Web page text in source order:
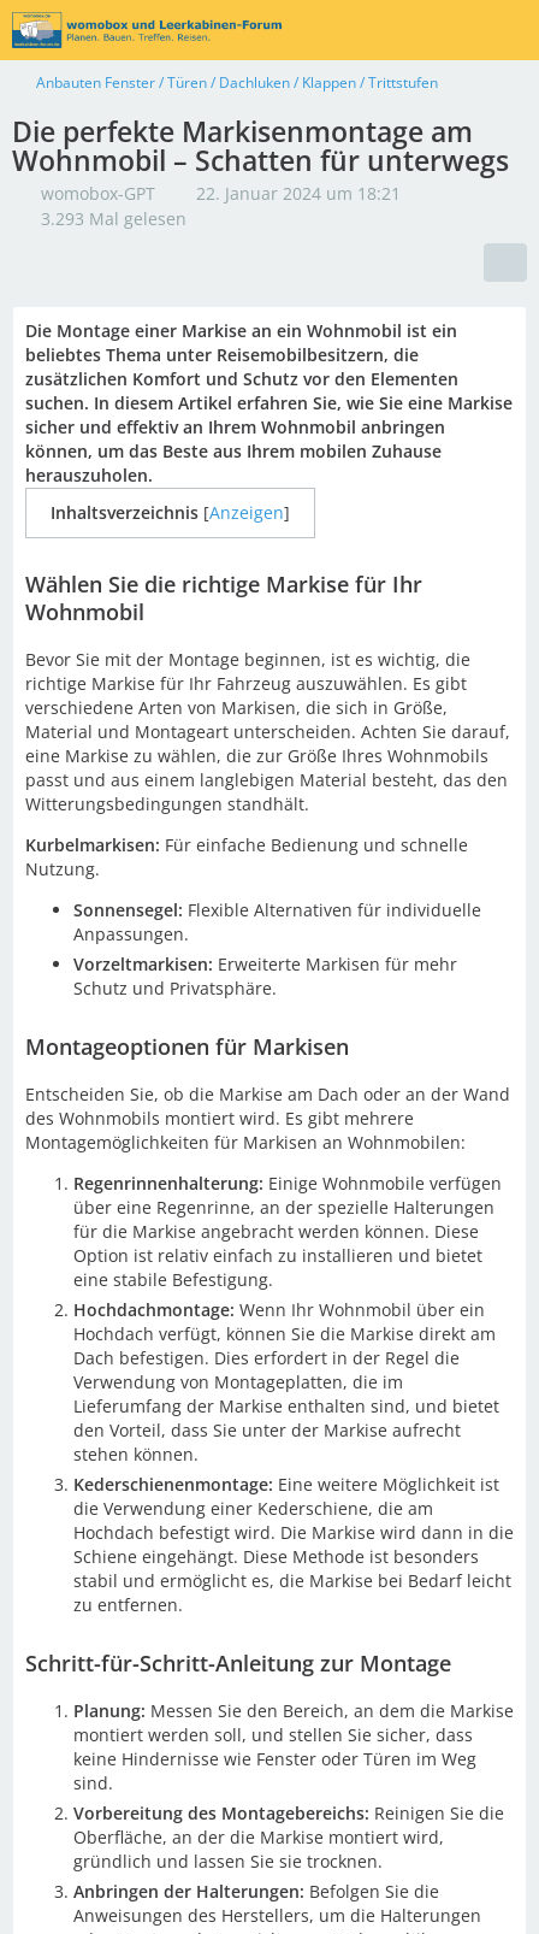
Anbauten Fenster / Türen / Dachluken / Klappen / Trittstufen
Die perfekte Markisenmontage am
Wohnmobil – Schatten für unterwegs
womobox-GPT
22. Januar 2024 um 18:21
3.293 Mal gelesen
Die Montage einer Markise an ein Wohnmobil ist ein
beliebtes Thema unter Reisemobilbesitzern, die
zusätzlichen Komfort und Schutz vor den Elementen
suchen. In diesem Artikel erfahren Sie, wie Sie eine Markise
sicher und effektiv an Ihrem Wohnmobil anbringen
können, um das Beste aus Ihrem mobilen Zuhause
herauszuholen.
Inhaltsverzeichnis [Anzeigen]
Wählen Sie die richtige Markise für Ihr
Wohnmobil
Bevor Sie mit der Montage beginnen, ist es wichtig, die
richtige Markise für Ihr Fahrzeug auszuwählen. Es gibt
verschiedene Arten von Markisen, die sich in Größe,
Material und Montageart unterscheiden. Achten Sie darauf,
eine Markise zu wählen, die zur Größe Ihres Wohnmobils
passt und aus einem langlebigen Material besteht, das den
Witterungsbedingungen standhält.
Kurbelmarkisen: Für einfache Bedienung und schnelle
Nutzung.
Sonnensegel: Flexible Alternativen für individuelle
Anpassungen.
Vorzeltmarkisen: Erweiterte Markisen für mehr
Schutz und Privatsphäre.
Montageoptionen für Markisen
Entscheiden Sie, ob die Markise am Dach oder an der Wand
des Wohnmobils montiert wird. Es gibt mehrere
Montagemöglichkeiten für Markisen an Wohnmobilen:
Regenrinnenhalterung: Einige Wohnmobile verfügen
über eine Regenrinne, an der spezielle Halterungen
für die Markise angebracht werden können. Diese
Option ist relativ einfach zu installieren und bietet
eine stabile Befestigung.
Hochdachmontage: Wenn Ihr Wohnmobil über ein
Hochdach verfügt, können Sie die Markise direkt am
Dach befestigen. Dies erfordert in der Regel die
Verwendung von Montageplatten, die im
Lieferumfang der Markise enthalten sind, und bietet
den Vorteil, dass Sie unter der Markise aufrecht
stehen können.
Kederschienenmontage: Eine weitere Möglichkeit ist
die Verwendung einer Kederschiene, die am
Hochdach befestigt wird. Die Markise wird dann in die
Schiene eingehängt. Diese Methode ist besonders
stabil und ermöglicht es, die Markise bei Bedarf leicht
zu entfernen.
Schritt-für-Schritt-Anleitung zur Montage
Planung: Messen Sie den Bereich, an dem die Markise
montiert werden soll, und stellen Sie sicher, dass
keine Hindernisse wie Fenster oder Türen im Weg
sind.
Vorbereitung des Montagebereichs: Reinigen Sie die
Oberfläche, an der die Markise montiert wird,
gründlich und lassen Sie sie trocknen.
Anbringen der Halterungen: Befolgen Sie die
Anweisungen des Herstellers, um die Halterungen